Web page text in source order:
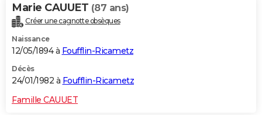
Marie CAUUET (87 ans)
Créer une cagnotte obsèques
Naissance
12/05/1894 à Foufflin-Ricametz
Décès
24/01/1982 à Foufflin-Ricametz
Famille CAUUET